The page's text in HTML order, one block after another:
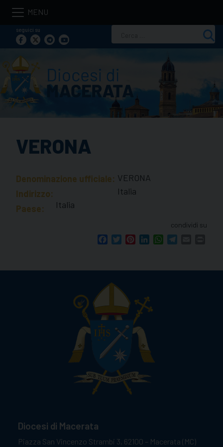
Skip
contentseguici su
per:
VERONA
Denominazione ufficiale: VERONA
Indirizzo:
Italia
Paese:
Italia
condividi su
FacebookTwitterPinterestLinkedInWhatsApp
Diocesi di Macerata
Piazza San Vincenzo Strambi 3, 62100 – Macerata (MC)